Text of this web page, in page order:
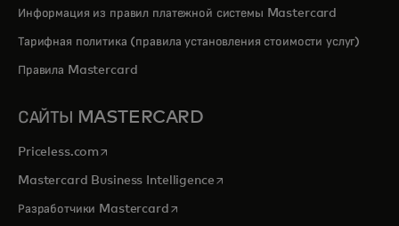
Информация из правил платежной системы Mastercard
Тарифная политика (правила установления стоимости услуг)
Правила Mastercard
САЙТЫ MASTERCARD
Priceless.com opens in a new tab
Mastercard Business Intelligenceopens in a new tab
Разработчики Mastercardopens in a new tab